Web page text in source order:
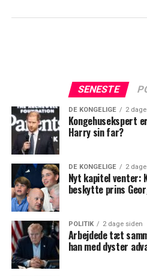
SENESTE
DE KONGELIGE 2
Kongehusekspert
Harry sin far?
DE KONGELIGE 2
Nyt kapitel venter:
beskytte prins
POLITIK 2 dage siden
Arbejdede tæt
han med dyster